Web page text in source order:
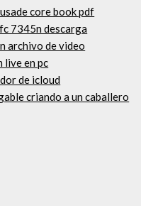
core book pdf
7345n descarga
archivo de video
live en pc
de icloud
criando a un caballero